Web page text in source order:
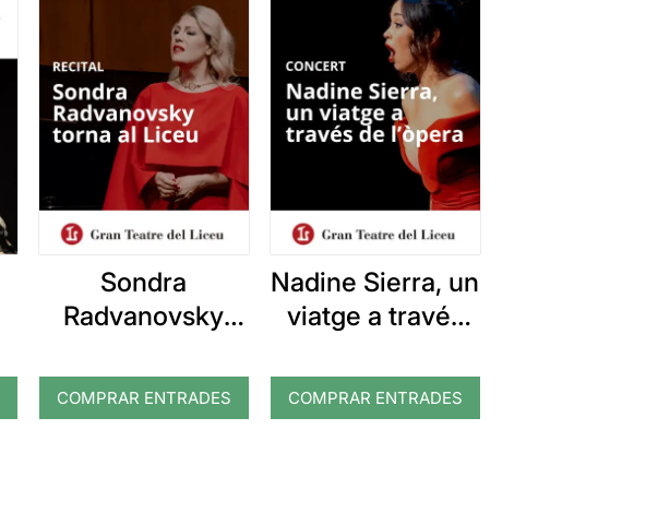
Sondra
Radvanovsky
COMPRAR ENTRADES
Nadine Sierra, un
viatge a través
COMPRAR ENTRADES